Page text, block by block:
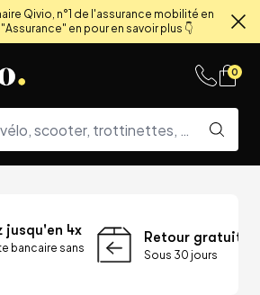
Qivio, n°1 de l'assurance mobilité en
en pour en savoir plus 👇
0
jusqu'en 4x
bancaire sans
Retour gratuit
Sous 30 jours